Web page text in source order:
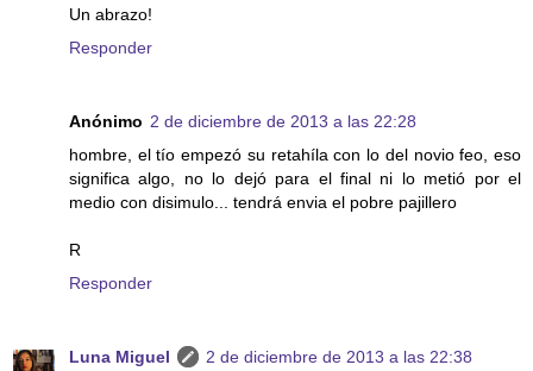
Un abrazo!
Responder
Anónimo 2 de diciembre de 2013 a las 22:28
hombre, el tío empezó su retahíla con lo del novio feo, eso
significa algo, no lo dejó para el final ni lo metió por el
medio con disimulo... tendrá envia el pobre pajillero
R
Responder
Luna Miguel
2 de diciembre de 2013 a las 22:38